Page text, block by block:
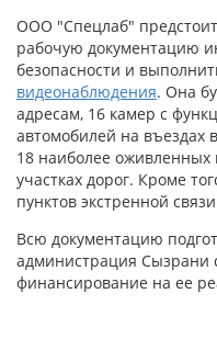
ООО "Спецлаб"
рабочую документацию
безопасности и
видеонаблюдения. Она
адресам, 16 камер с
автомобилей на въездах
18 наиболее оживленных
участках дорог. Кроме
пунктов экстренной
Всю документацию
администрация Сызрани
финансирование на ее